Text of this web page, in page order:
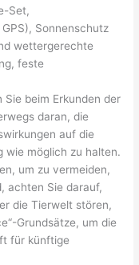
Set,
Sonnenschutz
wettergerechte
feste
Sie beim Erkunden der
daran, die
auf die
wie möglich zu halten.
um zu vermeiden,
achten Sie darauf,
die Tierwelt stören,
Grundsätze, um die
für künftige